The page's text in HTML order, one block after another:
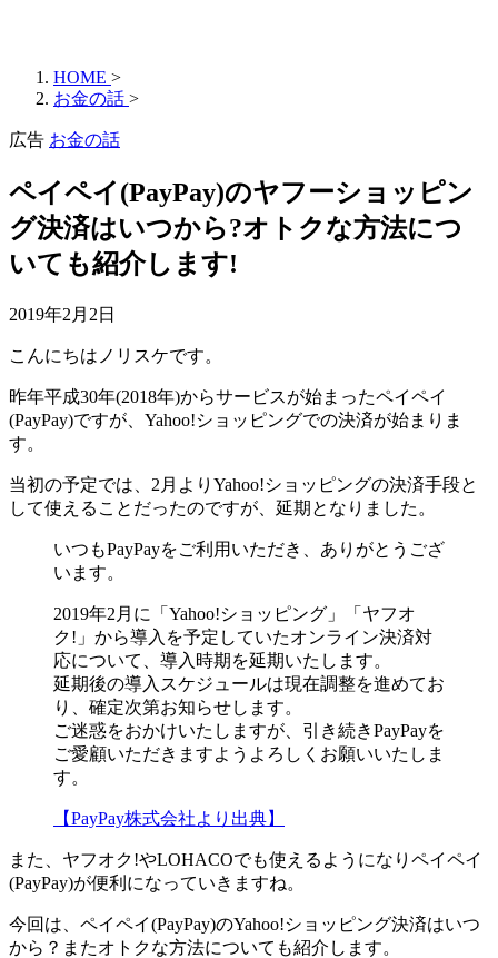
HOME >
お金の話 >
広告 お金の話
ペイペイ(PayPay)のヤフーショッピン
グ決済はいつから?オトクな方法につ
いても紹介します!
2019年2月2日
こんにちはノリスケです。
昨年平成30年(2018年)からサービスが始まったペイペイ
(PayPay)ですが、Yahoo!ショッピングでの決済が始まりま
す。
当初の予定では、2月よりYahoo!ショッピングの決済手段と
して使えることだったのですが、延期となりました。
いつもPayPayをご利用いただき、ありがとうござ
います。
2019年2月に「Yahoo!ショッピング」「ヤフオ
ク!」から導入を予定していたオンライン決済対
応について、導入時期を延期いたします。
延期後の導入スケジュールは現在調整を進めてお
り、確定次第お知らせします。
ご迷惑をおかけいたしますが、引き続きPayPayを
ご愛顧いただきますようよろしくお願いいたしま
す。
【PayPay株式会社より出典】
また、ヤフオク!やLOHACOでも使えるようになりペイペイ
(PayPay)が便利になっていきますね。
今回は、ペイペイ(PayPay)のYahoo!ショッピング決済はいつ
から？またオトクな方法についても紹介します。